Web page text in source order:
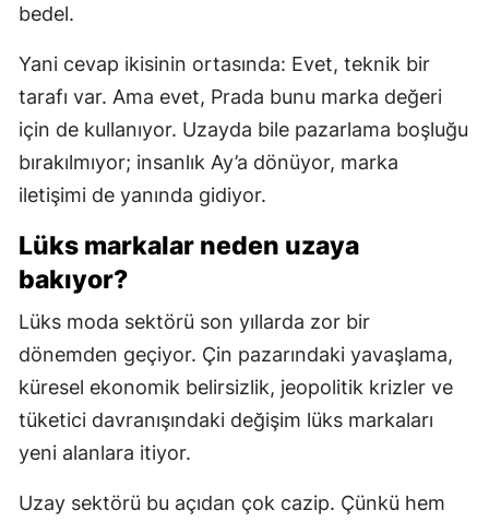
bedel.
Yani cevap ikisinin ortasında: Evet, teknik bir
tarafı var. Ama evet, Prada bunu marka değeri
için de kullanıyor. Uzayda bile pazarlama boşluğu
bırakılmıyor; insanlık Ay’a dönüyor, marka
iletişimi de yanında gidiyor.
Lüks markalar neden uzaya
bakıyor?
Lüks moda sektörü son yıllarda zor bir
dönemden geçiyor. Çin pazarındaki yavaşlama,
küresel ekonomik belirsizlik, jeopolitik krizler ve
tüketici davranışındaki değişim lüks markaları
yeni alanlara itiyor.
Uzay sektörü bu açıdan çok cazip. Çünkü hem